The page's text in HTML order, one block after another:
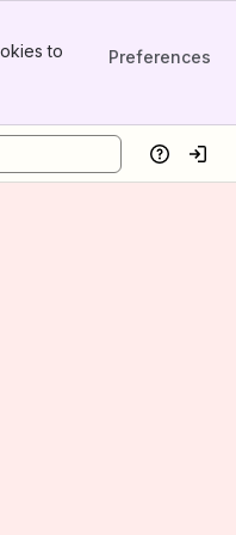
to
Preferences
HelpLog in